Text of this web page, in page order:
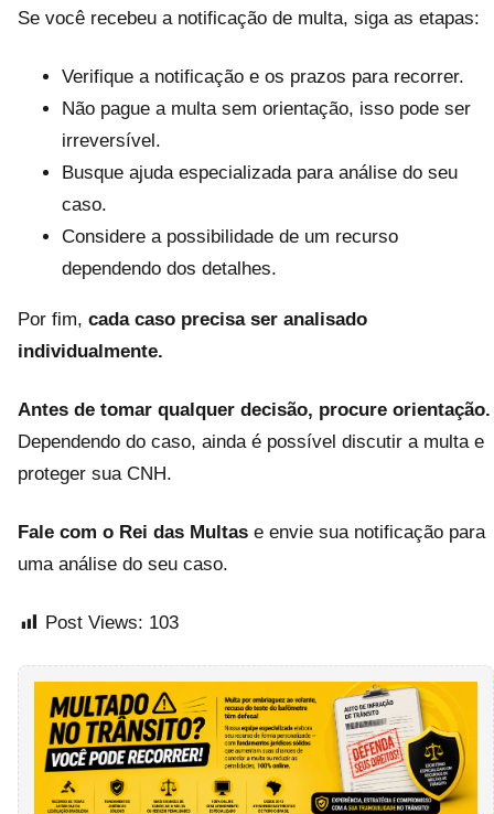
Se você recebeu a notificação de multa, siga as etapas:
Verifique a notificação e os prazos para recorrer.
Não pague a multa sem orientação, isso pode ser
irreversível.
Busque ajuda especializada para análise do seu
caso.
Considere a possibilidade de um recurso
dependendo dos detalhes.
Por fim, cada caso precisa ser analisado
individualmente.
Antes de tomar qualquer decisão, procure orientação.
Dependendo do caso, ainda é possível discutir a multa e
proteger sua CNH.
Fale com o Rei das Multas e envie sua notificação para
uma análise do seu caso.
Post Views: 103